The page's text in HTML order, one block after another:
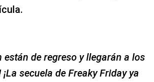
están de regreso y llegarán a los
secuela de Freaky Friday ya